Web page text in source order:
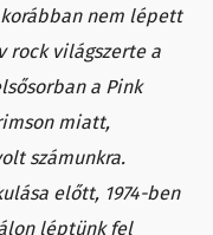
nem lépett
rock világszerte a
a Pink
miatt,
számunkra.
előtt, 1974-ben
léptünk fel